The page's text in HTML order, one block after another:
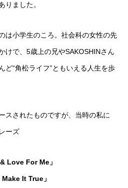
りました。
は小学生のころ。社会科の女性の先
けで、5歳上の兄やSAKOSHINさん
ど“角松ライフ”ともいえる人生を歩
スされたものですが、当時の私に
ーズ
Love For Me」
It True」